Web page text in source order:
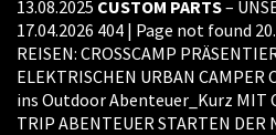
13.08.2025 CUSTOM PARTS–
17.04.2026 404 | Page not found
REISEN: CROSSCAMP
ELEKTRISCHEN URBAN
ins Outdoor Abenteuer_Kurz MIT
TRIP ABENTEUER STARTEN DER